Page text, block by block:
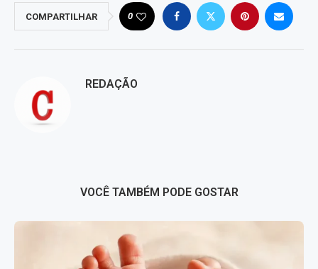
COMPARTILHAR 0
REDAÇÃO
VOCÊ TAMBÉM PODE GOSTAR